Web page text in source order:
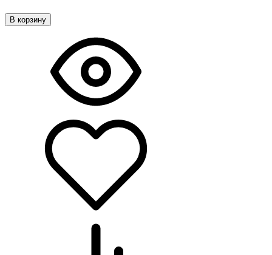
В корзину